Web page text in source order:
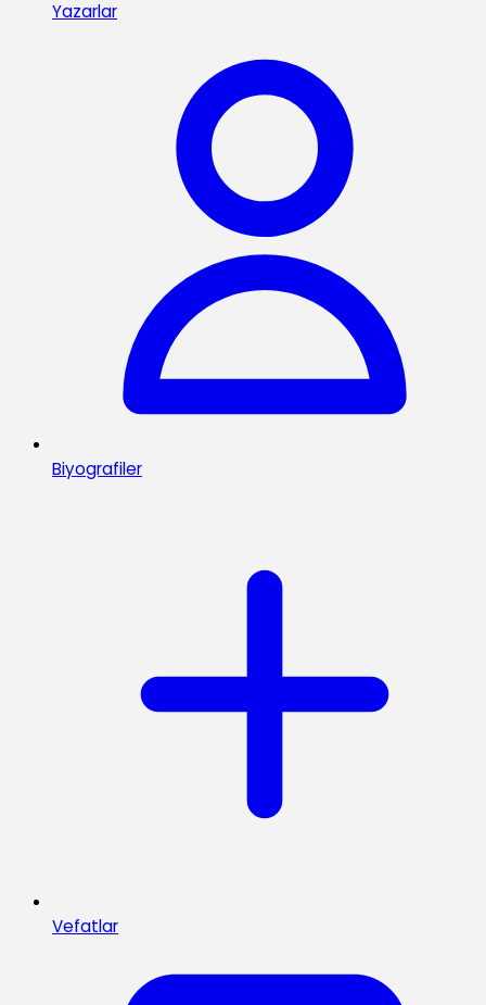
Yazarlar
Biyografiler
Vefatlar